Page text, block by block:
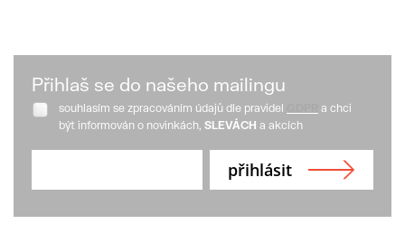
Přihlaš se do našeho mailingu
souhlasím se zpracováním údajů dle pravidel
a chci
být informován o novinkách, SLEVÁCH a akcích